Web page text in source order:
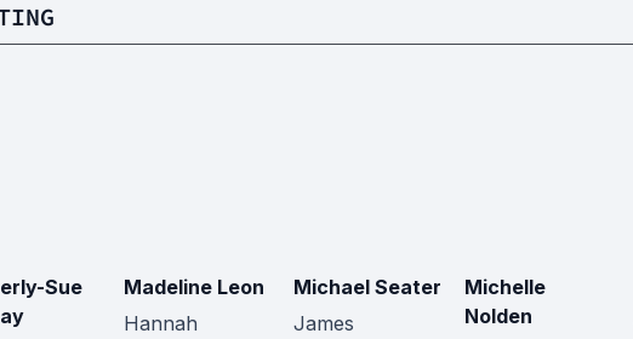
Sue
Madeline Leon
Hannah
Michael Seater
James
Michelle
Nolden